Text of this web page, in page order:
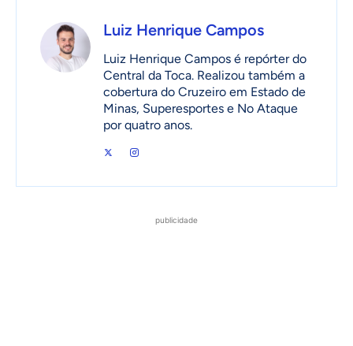
Luiz Henrique Campos
Luiz Henrique Campos é repórter do
Central da Toca. Realizou também a
cobertura do Cruzeiro em Estado de
Minas, Superesportes e No Ataque
por quatro anos.
publicidade